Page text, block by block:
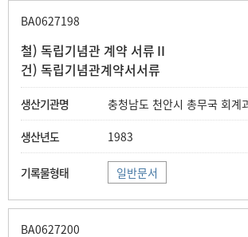
BA0627198
철) 독립기념관 계약 서류Ⅱ
건) 독립기념관계약서서류
충청남도 천안시 총무국 회계
1983
일반문서
BA0627200